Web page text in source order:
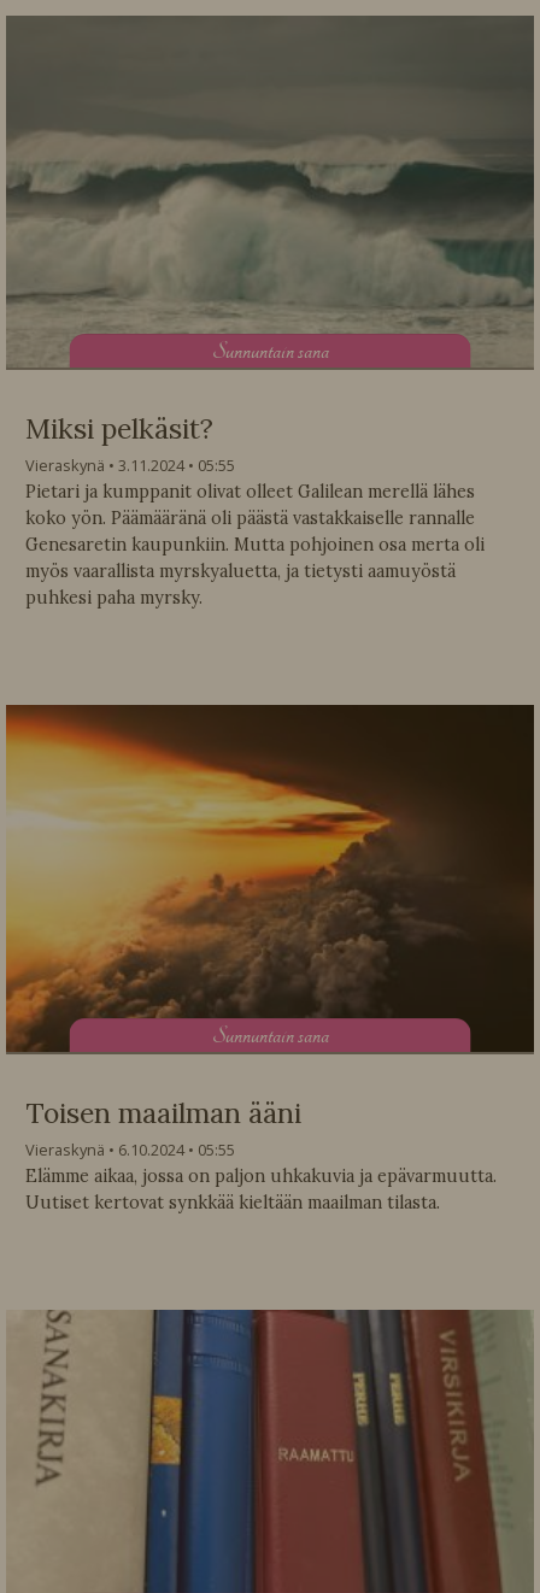
Sunnuntain sana
Miksi pelkäsit?
Vieraskynä 3.11.2024
05:55
Pietari ja kumppanit olivat olleet Galilean merellä lähes
koko yön. Päämääränä oli päästä vastakkaiselle rannalle
Genesaretin kaupunkiin. Mutta pohjoinen osa merta oli
myös vaarallista myrskyaluetta, ja tietysti aamuyöstä
puhkesi paha myrsky.
Sunnuntain sana
Toisen maailman ääni
Vieraskynä 6.10.2024
05:55
Elämme aikaa, jossa on paljon uhkakuvia ja epävarmuutta.
Uutiset kertovat synkkää kieltään maailman tilasta.